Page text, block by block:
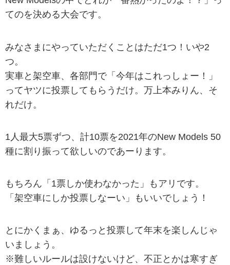
てのを決める大会です。
みなさまにやっていただくことはただ1つ！いや2
つ。
実車と架空車、各部門で「今年はこれっしょー！」
ってヤツに投票してもらうだけ。万上本みりん、そ
れだけ。
1人最大5票ずつ、計10票を2021年のNew Models 50
種に割り振って欲しいのであーります。
もちろん「1票しか使わなかった」もアリです。
「架空車にしか投票しなーい」もいいでしょう！
とにかくまぁ、ゆるっと投票して年末を楽しんじゃ
いましょう。
※難しいルールは設けないけど、不正とかは寒すぎ